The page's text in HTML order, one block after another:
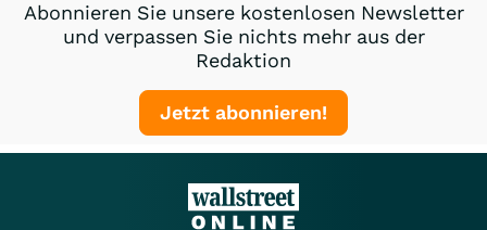
Abonnieren Sie unsere kostenlosen Newsletter
und verpassen Sie nichts mehr aus der
Redaktion
Jetzt abonnieren!